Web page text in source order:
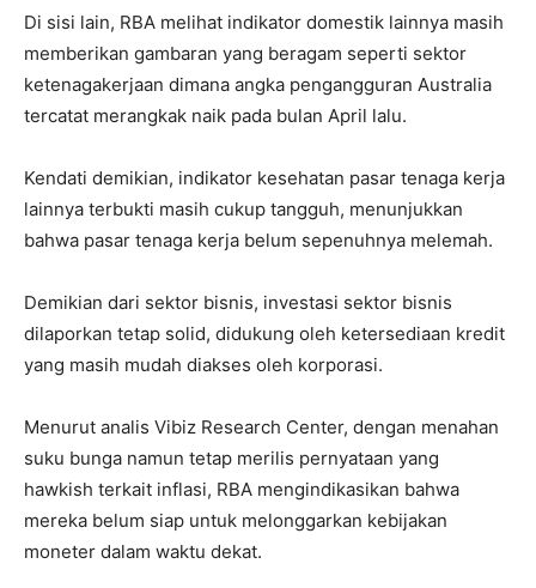
Di sisi lain, RBA melihat indikator domestik lainnya masih
memberikan gambaran yang beragam seperti sektor
ketenagakerjaan dimana angka pengangguran Australia
tercatat merangkak naik pada bulan April lalu.
Kendati demikian, indikator kesehatan pasar tenaga kerja
lainnya terbukti masih cukup tangguh, menunjukkan
bahwa pasar tenaga kerja belum sepenuhnya melemah.
Demikian dari sektor bisnis, investasi sektor bisnis
dilaporkan tetap solid, didukung oleh ketersediaan kredit
yang masih mudah diakses oleh korporasi.
Menurut analis Vibiz Research Center, dengan menahan
suku bunga namun tetap merilis pernyataan yang
hawkish terkait inflasi, RBA mengindikasikan bahwa
mereka belum siap untuk melonggarkan kebijakan
moneter dalam waktu dekat.